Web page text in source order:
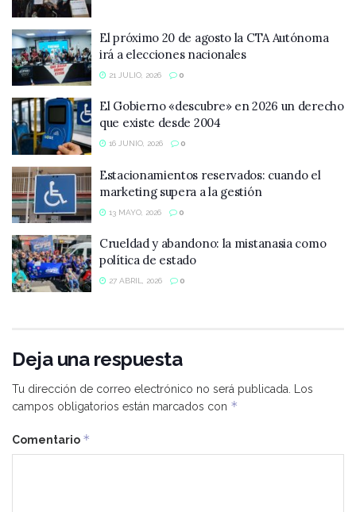
El próximo 20 de agosto la CTA Autónoma
irá a elecciones nacionales
21 JULIO, 2026 0
El Gobierno «descubre» en 2026 un derecho
que existe desde 2004
16 JUNIO, 2026 0
Estacionamientos reservados: cuando el
marketing supera a la gestión
13 MAYO, 2026 0
Crueldad y abandono: la mistanasia como
política de estado
27 ABRIL, 2026 0
Deja una respuesta
Tu dirección de correo electrónico no será publicada.
Los
campos obligatorios están marcados con *
Comentario *